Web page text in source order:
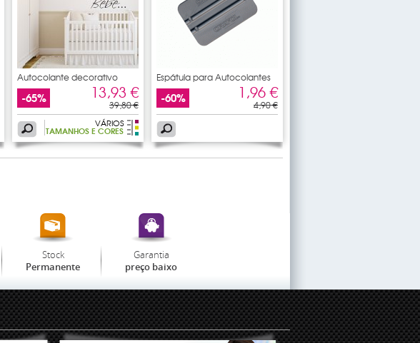
Autocolante decorativo
sonhar
-65% 13,93 €
39,80 €
VÁRIOS
TAMANHOS E CORES
Espátula para Autocolantes
-60% 1,96 €
4,90 €
Stock
Permanente
Garantia
preço baixo